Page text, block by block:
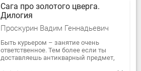
Сага про золотого цверга.
Дилогия
Проскурин Вадим Геннадьевич
Быть курьером – занятие очень
ответственное. Тем более если ты
доставляешь антикварный предмет,